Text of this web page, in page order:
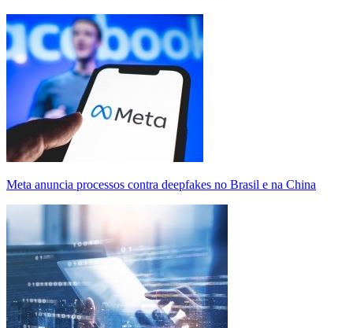
Meta anuncia processos contra deepfakes no Brasil e na China